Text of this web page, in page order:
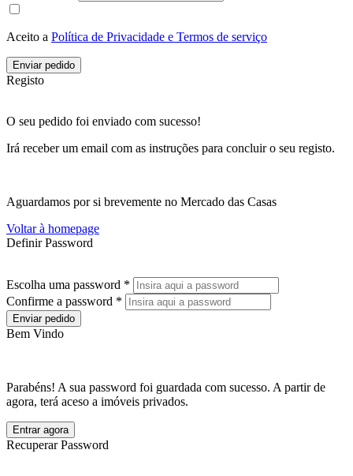
Aceito a Política de Privacidade e Termos de serviço
Enviar pedido
Registo
O seu pedido foi enviado com sucesso!
Irá receber um email com as instruções para concluir o seu registo.
Aguardamos por si brevemente no Mercado das Casas
Voltar à homepage
Definir Password
Escolha uma password *
Confirme a password *
Enviar pedido
Bem Vindo
Parabéns! A sua password foi guardada com sucesso. A partir de
agora, terá aceso a imóveis privados.
Entrar agora
Recuperar Password